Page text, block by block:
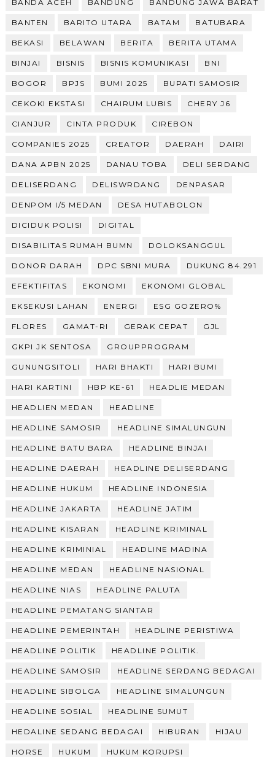
BANDA ACEH BANDUNG BANDUNG JAWA BARAT
BANTEN BARITO UTARA BATAM BATUBARA
BEKASI BELAWAN BERITA BERITA UTAMA
BINJAI BISNIS BISNIS KOMUNIKASI BNI
BOGOR BPJS BUMI 2025 BUPATI SAMOSIR
CEKOKI EKSTASI CHAIRUM LUBIS CHERY J6
CIANJUR CINTA PRODUK CIREBON
COMPANIES 2025 CREATOR DAERAH DAIRI
DANA APBN 2025 DANAU TOBA DELI SERDANG
DELISERDANG DELISWRDANG DENPASAR
DENPOM I/5 MEDAN DESA HUTABOLON
DICIDUK POLISI DIGITAL
DISABILITAS RUMAH BUMN DOLOKSANGGUL
DONOR DARAH DPC SBNI MURA DUKUNG 84.291
EFEKTIFITAS EKONOMI EKONOMI GLOBAL
EKSEKUSI LAHAN ENERGI ESG GOZERO%
FLORES GAMAT-RI GERAK CEPAT GJL
GKPI JK SENTOSA GROUPPROGRAM
GUNUNGSITOLI HARI BHAKTI HARI BUMI
HARI KARTINI HBP KE-61 HEADLIE MEDAN
HEADLIEN MEDAN HEADLINE
HEADLINE SAMOSIR HEADLINE SIMALUNGUN
HEADLINE BATU BARA HEADLINE BINJAI
HEADLINE DAERAH HEADLINE DELISERDANG
HEADLINE HUKUM HEADLINE INDONESIA
HEADLINE JAKARTA HEADLINE JATIM
HEADLINE KISARAN HEADLINE KRIMINAL
HEADLINE KRIMINIAL HEADLINE MADINA
HEADLINE MEDAN HEADLINE NASIONAL
HEADLINE NIAS HEADLINE PALUTA
HEADLINE PEMATANG SIANTAR
HEADLINE PEMERINTAH HEADLINE PERISTIWA
HEADLINE POLITIK HEADLINE POLITIK.
HEADLINE SAMOSIR HEADLINE SERDANG BEDAGAI
HEADLINE SIBOLGA HEADLINE SIMALUNGUN
HEADLINE SOSIAL HEADLINE SUMUT
HEDALINE SEDANG BEDAGAI HIBURAN HIJAU
HORSE HUKUM HUKUM KORUPSI